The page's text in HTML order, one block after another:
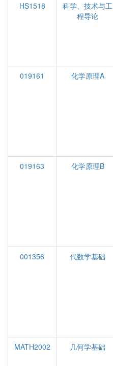
HS1518
科学、技术与工
程导论
019161
化学原理A
019163
化学原理B
001356
代数学基础
MATH2002
几何学基础